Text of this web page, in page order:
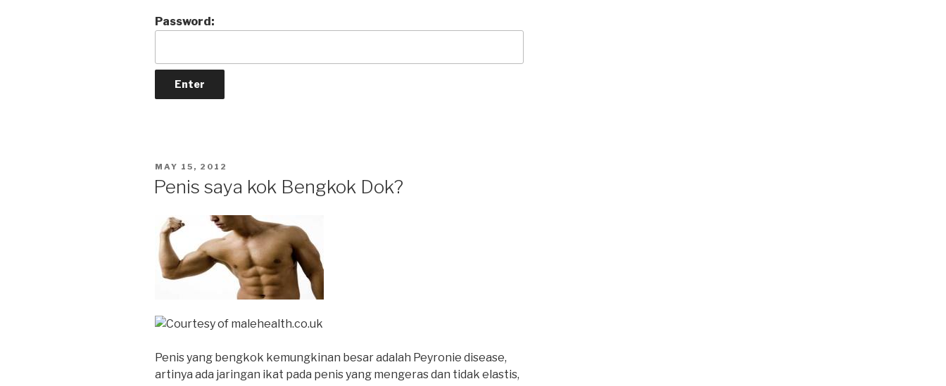
Password:
POSTED
MAY 15, 2012
Penis saya kok Bengkok Dok?
Penis yang bengkok kemungkinan besar adalah Peyronie disease,
artinya ada jaringan ikat pada penis yang mengeras dan tidak elastis,